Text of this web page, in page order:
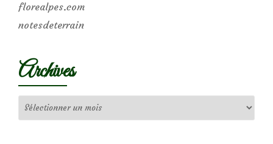
florealpes.com
notesdeterrain
Archives